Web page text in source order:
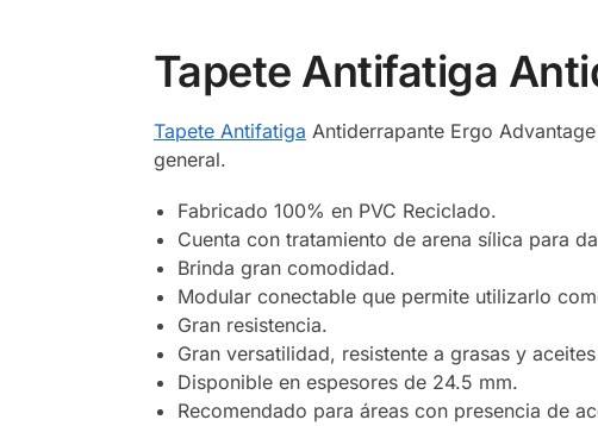
Tapete Antifatiga
Tapete Antifatiga Antiderrapante Ergo
general.
Fabricado 100% en PVC Reciclado.
Cuenta con tratamiento de arena sílica para
Brinda gran comodidad.
Modular conectable que permite utilizarlo
Gran resistencia.
Gran versatilidad, resistente a grasas y aceites
Disponible en espesores de 24.5 mm.
Recomendado para áreas con presencia de